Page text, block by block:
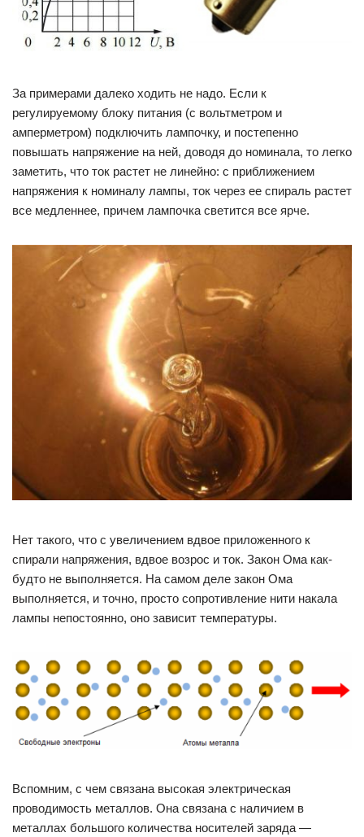
За примерами далеко ходить не надо. Если к
регулируемому блоку питания (с вольтметром и
амперметром) подключить лампочку, и постепенно
повышать напряжение на ней, доводя до номинала, то легко
заметить, что ток растет не линейно: с приближением
напряжения к номиналу лампы, ток через ее спираль растет
все медленнее, причем лампочка светится все ярче.
Нет такого, что с увеличением вдвое приложенного к
спирали напряжения, вдвое возрос и ток. Закон Ома как-
будто не выполняется. На самом деле закон Ома
выполняется, и точно, просто сопротивление нити накала
лампы непостоянно, оно зависит температуры.
Вспомним, с чем связана высокая электрическая
проводимость металлов. Она связана с наличием в
металлах большого количества носителей заряда —